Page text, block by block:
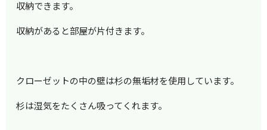
収納できます。
収納があると部屋が片付きます。
クローゼットの中の壁は杉の無垢材を使用しています。
杉は湿気をたくさん吸ってくれます。